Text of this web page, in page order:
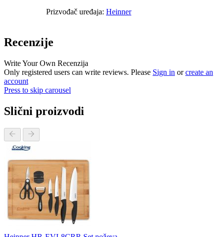
Prizvođač uređaja: Heinner
Recenzije
Write Your Own Recenzija
Only registered users can write reviews. Please Sign in orcreate an
account
Press to skip carousel
Slični proizvodi